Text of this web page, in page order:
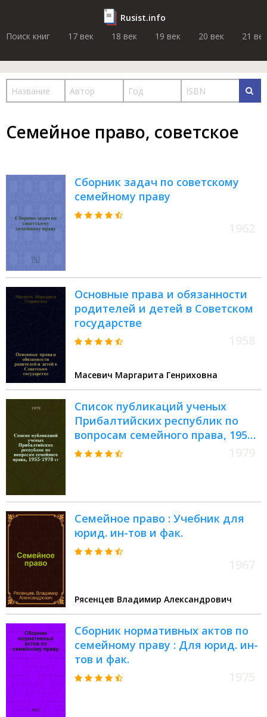
Rusist.info
Поиск книг
17 век 18 век 19 век 20 век 21 век
Семейное право, советское
Сборник задач по советскому
семейному праву
Основные права и обязанности
родителей и детей в Советском
государстве
Масевич Маргарита Генриховна
Список публикаций ученых
Прибалтийских республик по
вопросам семейного права, 1955-
1978 гг.
Семейное право : Учебник для
юрид. ин-тов и фак.
Рясенцев Владимир Александрович
Сборник нормативных актов по
семейному праву : Для юрид. ин-
тов и фак.